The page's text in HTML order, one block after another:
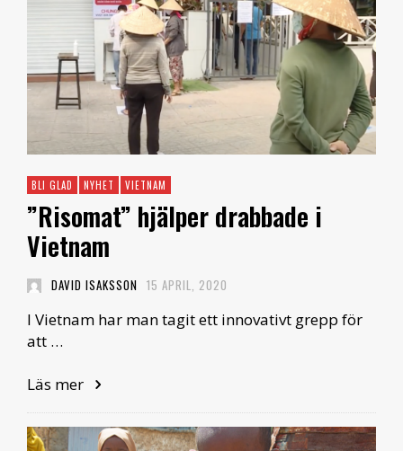
BLI GLAD NYHET VIETNAM
”Risomat” hjälper drabbade i
Vietnam
DAVID ISAKSSON 15 APRIL, 2020
I Vietnam har man tagit ett innovativt grepp för
att …
Läs mer